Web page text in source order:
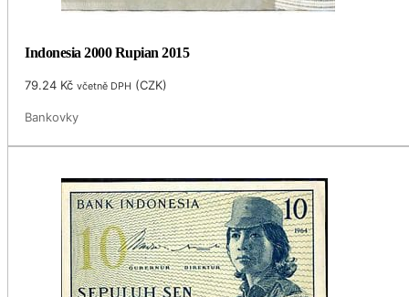
Indonesia 2000 Rupian 2015
79.24 Kč včetně DPH (CZK)
Bankovky